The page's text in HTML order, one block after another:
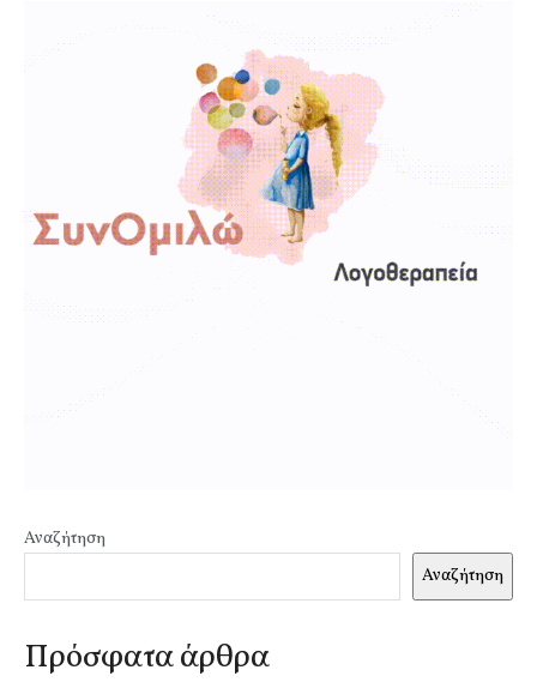
Αναζήτηση
Αναζήτηση
Πρόσφατα άρθρα